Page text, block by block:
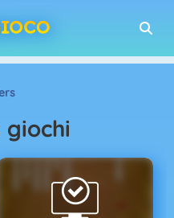
giochi